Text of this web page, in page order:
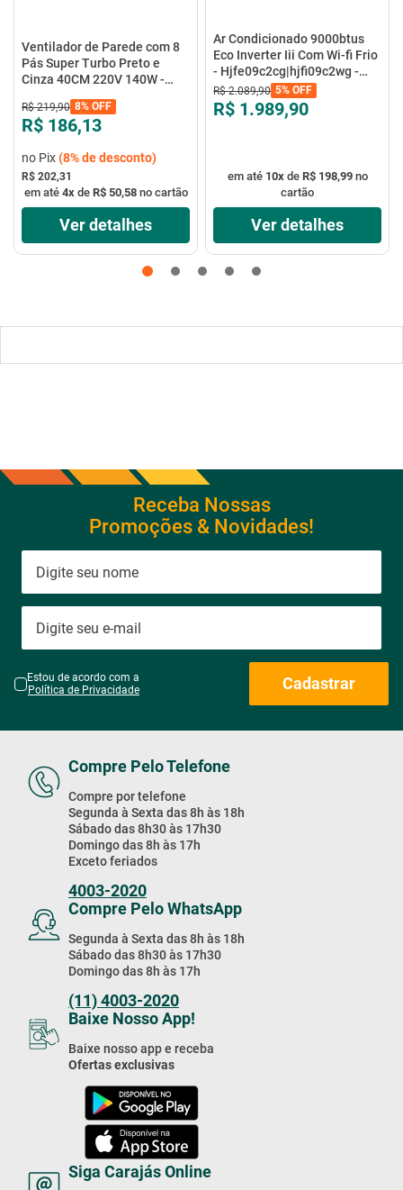
Ventilador de Parede com 8
Pás Super Turbo Preto e
Cinza 40CM 220V 140W -
R$ 219,90 8% OFF
R$ 186,13
no Pix(8%de desconto)
R$ 202,31
em até 4xde R$ 50,58no cartão
Ver detalhes
Ar Condicionado 9000btus
Eco Inverter Iii Com Wi-fi Frio
- Hjfe09c2cg|hjfi09c2wg -
Elgin
R$ 2.089,90 5% OFF
R$ 1.989,90
em até 10xde R$ 198,99no
cartão
Ver detalhes
Promoções & Novidades!
Estou de acordo com a
Política de Privacidade
Segunda à Sexta das 8h às 18h
Sábado das 8h30 às 17h30
Domingo das 8h às 17h
Exceto feriados
4003-2020
Compre Pelo WhatsApp
Segunda à Sexta das 8h às 18h
Sábado das 8h30 às 17h30
Domingo das 8h às 17h
(11) 4003-2020
Baixe Nosso App!
Baixe nosso app e receba
Ofertas exclusivas
Siga Carajás Online
Acompanhe as novidades da
Carajás nas nossas redes sociais!